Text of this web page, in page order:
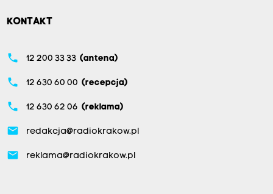
KONTAKT
phone 12 200 33 33 (antena)
phone 12 630 60 00 (recepcja)
phone 12 630 62 06 (reklama)
email redakcja@radiokrakow.pl
email reklama@radiokrakow.pl